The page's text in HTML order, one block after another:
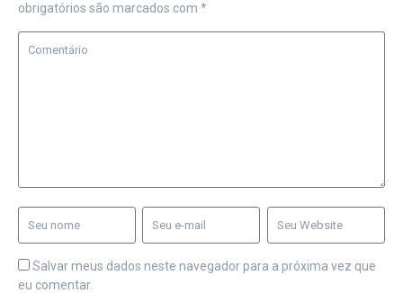
obrigatórios são marcados com *
Salvar meus dados neste navegador para a próxima vez que
eu comentar.